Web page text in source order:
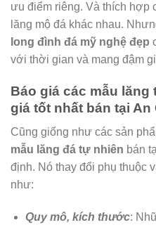
ưu điểm riêng. Và thích hợp
lăng mộ đá khác nhau.
long đình đá mỹ nghệ đẹp
với thời gian và mang đậm
Báo giá các mẫu
giá tốt nhất bán tại An
Cũng giống như các sản
mẫu lăng đá tự nhiên bán
định. Nó thay đổi phụ thuộc
như:
Quy mô, kích thước: